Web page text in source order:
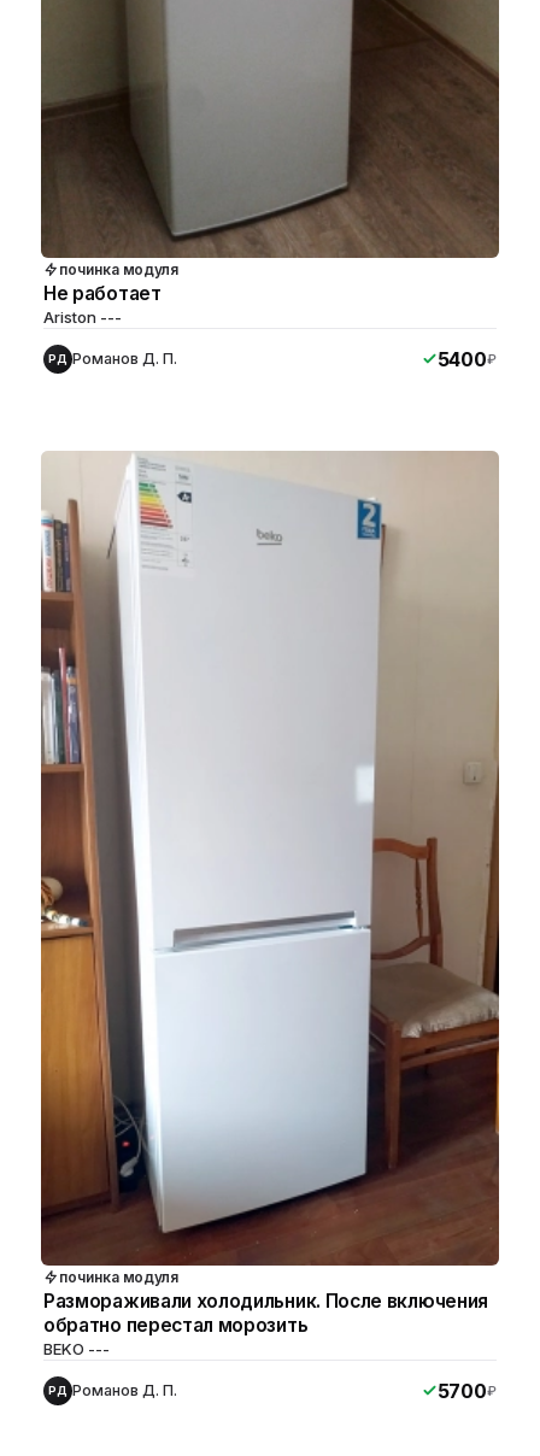
починка модуля
Не работает
Ariston ---
РД Романов Д. П. 5400₽
починка модуля
Размораживали холодильник. После включения
обратно перестал морозить
BEKO ---
РД Романов Д. П. 5700₽